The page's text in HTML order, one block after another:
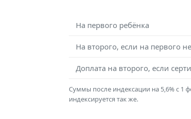
На первого ребёнка
На второго, если на первого
Доплата на второго, если
Суммы после индексации на 5,6% с 1
индексируется так же.